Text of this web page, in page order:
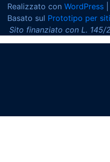
Realizzato con WordPress
Basato sul Prototipo per
Sito finanziato con L. 145/